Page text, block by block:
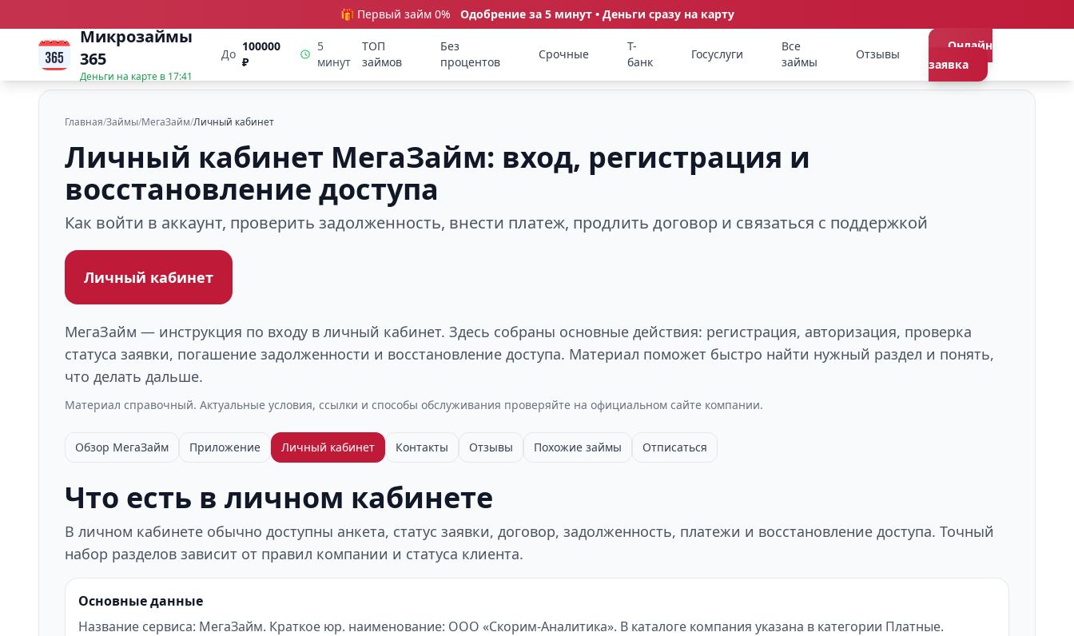
🎁 Первый займ 0% Одобрение за 5 минут • Деньги сразу на карту
Микрозаймы
365
Деньги на карте в 17:41
До
100000
₽
5
минут
ТОП
займов
Без
процентов
Срочные
Т-
банк
Госуслуги
Все
займы
Отзывы
Онлайн
заявка
Главная/Займы/МегаЗайм/Личный кабинет
Личный кабинет МегаЗайм: вход, регистрация и
восстановление доступа
Как войти в аккаунт, проверить задолженность, внести платеж, продлить договор и связаться с поддержкой
Личный кабинет
МегаЗайм — инструкция по входу в личный кабинет. Здесь собраны основные действия: регистрация, авторизация, проверка
статуса заявки, погашение задолженности и восстановление доступа. Материал поможет быстро найти нужный раздел и понять,
что делать дальше.
Материал справочный. Актуальные условия, ссылки и способы обслуживания проверяйте на официальном сайте компании.
Обзор МегаЗайм Приложение Личный кабинет Контакты Отзывы Похожие займы Отписаться
Что есть в личном кабинете
В личном кабинете обычно доступны анкета, статус заявки, договор, задолженность, платежи и восстановление доступа. Точный
набор разделов зависит от правил компании и статуса клиента.
Основные данные
Название сервиса: МегаЗайм. Краткое юр. наименование: ООО «Скорим-Аналитика». В каталоге компания указана в категории Платные.